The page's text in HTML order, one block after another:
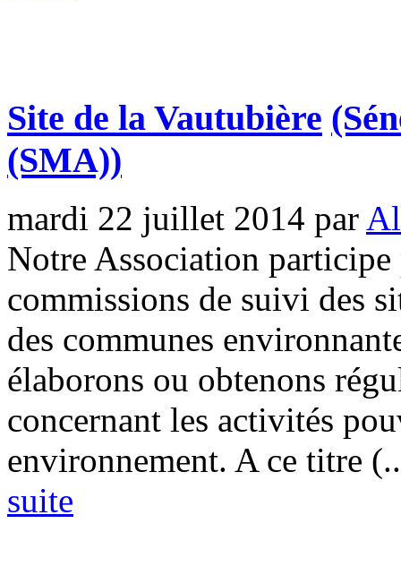
Site de la Vautubière
(SMA))
mardi 22 juillet 2014 par
Notre Association
commissions de suivi des
des communes
élaborons ou obtenons
concernant les activités
environnement. A ce titre
suite